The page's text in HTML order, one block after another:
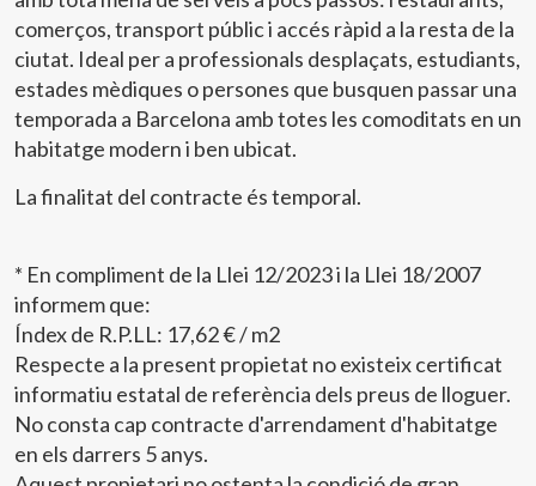
comerços, transport públic i accés ràpid a la resta de la
ciutat. Ideal per a professionals desplaçats, estudiants,
estades mèdiques o persones que busquen passar una
temporada a Barcelona amb totes les comoditats en un
habitatge modern i ben ubicat.
La finalitat del contracte és temporal.
* En compliment de la Llei 12/2023 i la Llei 18/2007
informem que:
Índex de R.P.LL: 17,62 € / m2
Respecte a la present propietat no existeix certificat
informatiu estatal de referència dels preus de lloguer.
No consta cap contracte d'arrendament d'habitatge
en els darrers 5 anys.
Modificar cookies
Tècniques i funcionals
Sempre activades
Aquest lloc web utilitza cookies pròpies per recopilar
informació amb la finalitat de millorar els nostres serveis.
Si continua navegant, suposa l'acceptació de la instal·lació
de les mateixes. L'usuari té la possibilitat de configurar el
navegador podent, si així ho desitja, impedir que siguin
instal·lades al disc dur, encara que haurà de tenir en
compte que aquesta acció podrà ocasionar dificultats de
navegació de la pàgina web.